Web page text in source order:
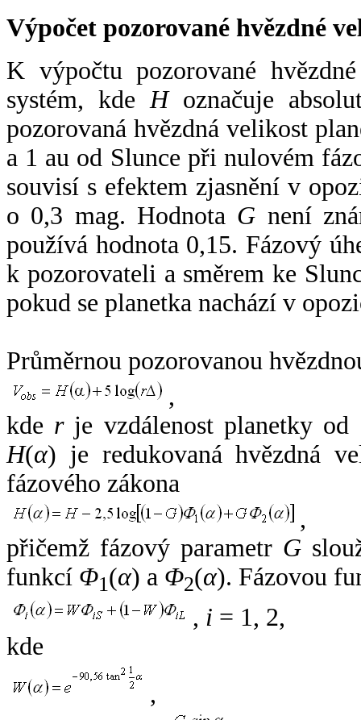
Výpočet pozorované hvězdné
K výpočtu pozorované
systém, kde Hoznačuje
pozorovaná hvězdná velikost
a 1 au od Slunce při nulovém
souvisí s efektem zjasnění v
o 0,3 mag. Hodnota G není
používá hodnota 0,15. Fázový
k pozorovateli a směrem ke
pokud se planetka nachází v
Průměrnou pozorovanou
,
kde rje vzdálenost planetky od
H(α) je redukovaná hvězdná
fázového zákona
,
přičemž fázový parametr G
funkcí Φ1(α) a Φ2(α). Fázovou
, i = 1, 2,
kde
,